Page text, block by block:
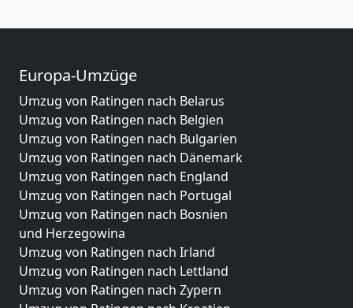
Europa-Umzüge
Umzug von Ratingen nach Belarus
Umzug von Ratingen nach Belgien
Umzug von Ratingen nach Bulgarien
Umzug von Ratingen nach Dänemark
Umzug von Ratingen nach England
Umzug von Ratingen nach Portugal
Umzug von Ratingen nach Bosnien
und Herzegowina
Umzug von Ratingen nach Irland
Umzug von Ratingen nach Lettland
Umzug von Ratingen nach Zypern